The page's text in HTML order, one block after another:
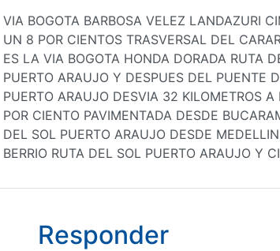
VIA BOGOTA BARBOSA VELEZ LANDAZURI
UN 8 POR CIENTOS TRASVERSAL DEL
ES LA VIA BOGOTA HONDA DORADA RUTA
PUERTO ARAUJO Y DESPUES DEL PUENTE
PUERTO ARAUJO DESVIA 32 KILOMETROS
POR CIENTO PAVIMENTADA DESDE
DEL SOL PUERTO ARAUJO DESDE
BERRIO RUTA DEL SOL PUERTO ARAUJO Y
Responder